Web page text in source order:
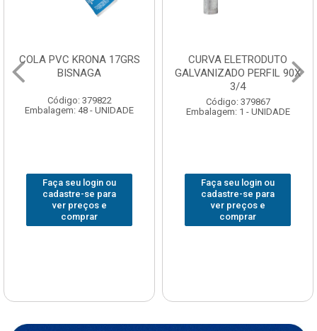
COLA PVC KRONA 17GRS
BISNAGA
Código: 379822
Embalagem: 48 - UNIDADE
Faça seu login ou
cadastre-se para
ver preços e
comprar
CURVA ELETRODUTO
GALVANIZADO PERFIL 90X
3/4
Código: 379867
Embalagem: 1 - UNIDADE
Faça seu login ou
cadastre-se para
ver preços e
comprar